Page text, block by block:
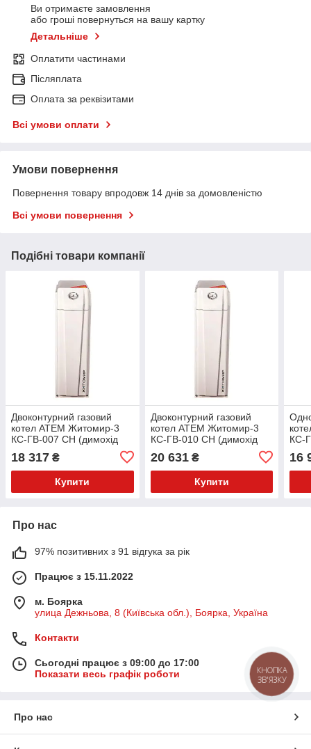
Ви отримаєте замовлення
або гроші повернуться на вашу картку
Детальніше
Оплатити частинами
Післяплата
Оплата за реквізитами
Всі умови оплати
Умови повернення
Повернення товару впродовж 14 днів за домовленістю
Всі умови повернення
Подібні товари компанії
Двоконтурний газовий
котел АТЕМ Житомир-3
КС-ГВ-007 СН (димохід
18 317 ₴
Купити
Двоконтурний газовий
котел АТЕМ Житомир-3
КС-ГВ-010 СН (димохід
20 631₴
Купити
КС-
16
Про нас
97% позитивних з 91 відгука за рік
Працює з 15.11.2022
м. Боярка
улица Дежньова, 8 (Київська обл.), Боярка, Україна
Контакти
Сьогодні працює з 09:00 до 17:00
Показати весь графік роботи
Про нас
КНОПКА
ЗВ'ЯЗКУ